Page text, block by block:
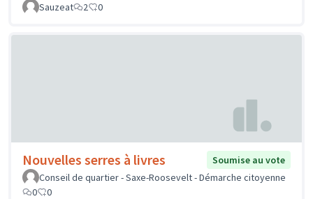
Sauzeat
2 0
Nouvelles serres à livres
Soumise au vote
Conseil de quartier - Saxe-Roosevelt - Démarche citoyenne
0
0